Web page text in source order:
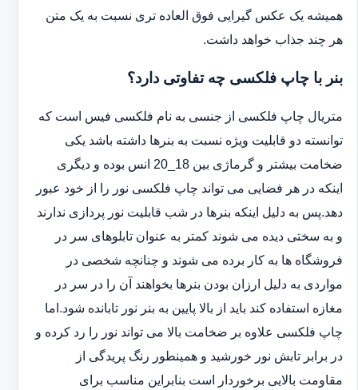
همیشه یک عکس گیرایی فوق العاده تری نسبت به یک متن
هر چند جذاب خواهد داشت.
بنر با چاپ فلکسی چه تفاوتی دارد؟
متریال چاپ فلکسی از جنسی به نام فلکسی فیس است که
توانسته دو قابلیت ویژه نسبت به بنرها داشته باشد یکی
ضخامت بیشتر و گرماژی بین 18_20 انس بوده و دیگری
اینکه در هر فضایی می تواند چاپ فلکسی نور را از خود عبور
دهد.پس به دلیل اینکه بنرها در شب قابلیت نور پردازی ندارند
و به سختی دیده می شوند کمتر به عنوان تابلوهای سر در
فروشگاه ها به کار برده می شوند و چنانچه شخصی در
مواردی به دلیل ارزان بودن بنرها بخواهند آن را در سر در
مغازه استفاده کند باید از بالا پایین به بنر نور تابانده شود.اما
چاپ فلکسی علاوه بر ضخامت بالا می تواند نور را رد کرده و
در برابر تابش نور خورشید و همینطور رنگ پریدگی از
مقاومت بالایی برخوردار است بنابراین مناسب برای